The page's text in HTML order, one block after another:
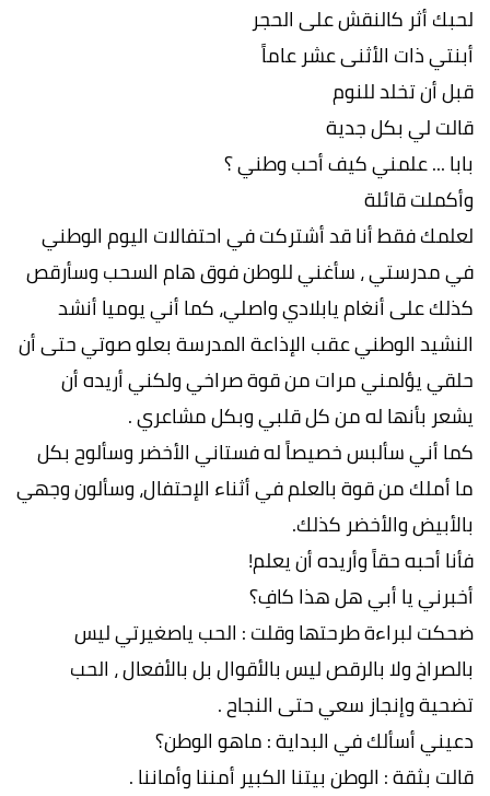
لحبك أثر كالنقش على الحجر
أبنتي ذات الأثنى عشر عاماً
قبل أن تخلد للنوم
قالت لي بكل جدية
بابا ... علمني كيف أحب وطني ؟
وأكملت قائلة
لعلمك فقط أنا قد أشتركت في احتفالات اليوم الوطني
في مدرستي ، سأغني للوطن فوق هام السحب وسأرقص
كذلك على أنغام يابلادي واصلي، كما أني يوميا أنشد
النشيد الوطني عقب الإذاعة المدرسة بعلو صوتي حتى أن
حلقي يؤلمني مرات من قوة صراخي ولكني أريده أن
يشعر بأنها له من كل قلبي وبكل مشاعري .
كما أني سألبس خصيصاً له فستاني الأخضر وسألوح بكل
ما أملك من قوة بالعلم في أثناء الإحتفال، وسألون وجهي
بالأبيض والأخضر كذلك.
فأنا أحبه حقاً وأريده أن يعلم!
أخبرني يا أبي هل هذا كافِ؟
ضحكت لبراءة طرحتها وقلت : الحب ياصغيرتي ليس
بالصراخ ولا بالرقص ليس بالأقوال بل بالأفعال ، الحب
تضحية وإنجاز سعي حتى النجاح .
دعيني أسألك في البداية : ماهو الوطن؟
قالت بثقة : الوطن بيتنا الكبير أمننا وأماننا .